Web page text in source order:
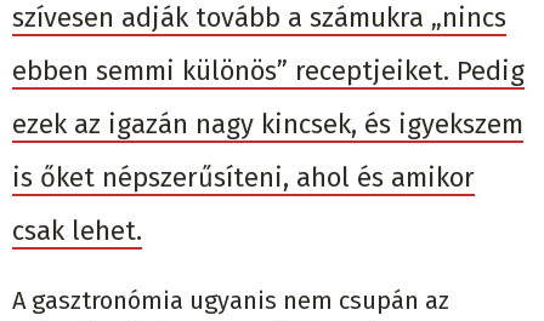
szívesen adják tovább a számukra „nincs
ebben semmi különös” receptjeiket. Pedig
ezek az igazán nagy kincsek, és igyekszem
is őket népszerűsíteni, ahol és amikor
csak lehet.
A gasztronómia ugyanis nem csupán az